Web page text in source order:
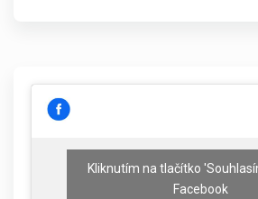
Kliknutím na tlačítko
Facebook